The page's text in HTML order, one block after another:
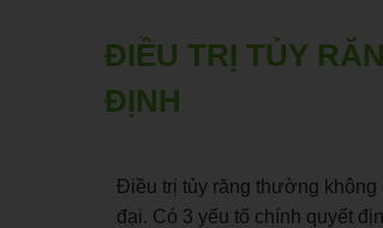
ĐIỀU TRỊ TỦY
ĐỊNH
Điều trị tủy răng thường không
đại. Có 3 yếu tố chính quyết